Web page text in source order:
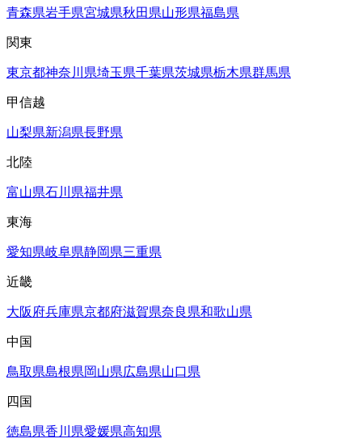
青森県岩手県宮城県秋田県山形県福島県
関東
東京都神奈川県埼玉県千葉県茨城県栃木県群馬県
甲信越
山梨県新潟県長野県
北陸
富山県石川県福井県
東海
愛知県岐阜県静岡県三重県
近畿
大阪府兵庫県京都府滋賀県奈良県和歌山県
中国
鳥取県島根県岡山県広島県山口県
四国
徳島県香川県愛媛県高知県